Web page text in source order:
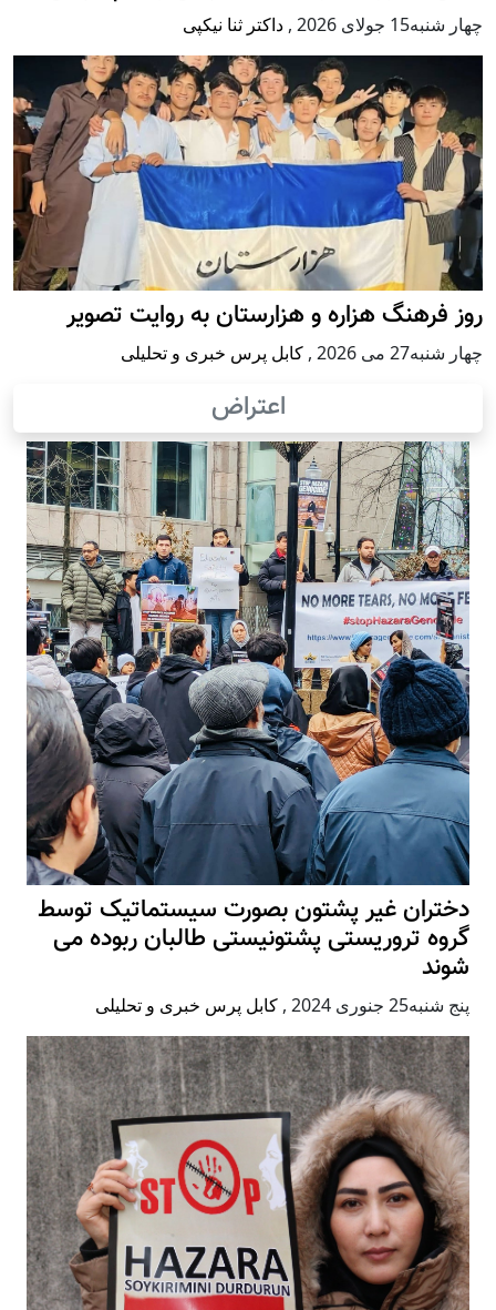
چهار شنبه15 جولای 2026 , داکتر ثنا نیکپی
روز فرهنگ هزاره و هزارستان به روایت تصویر
چهار شنبه27 می 2026 , کابل پرس خبری و تحلیلی
اعتراض
دختران غیر پشتون بصورت سیستماتیک توسط
گروه تروریستی پشتونیستی طالبان ربوده می
شوند
پنج شنبه25 جنوری 2024 , کابل پرس خبری و تحلیلی